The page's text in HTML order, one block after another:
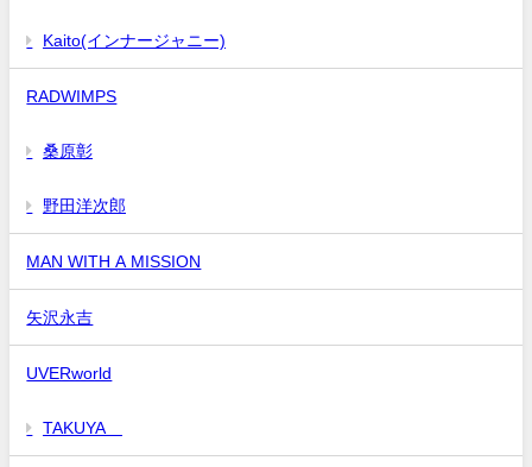
Kaito(インナージャニー)
RADWIMPS
桑原彰
野田洋次郎
MAN WITH A MISSION
矢沢永吉
UVERworld
TAKUYA∞